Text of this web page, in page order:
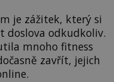
je zážitek, který si
doslova odkudkoliv.
mnoho fitness
zavřít, jejich